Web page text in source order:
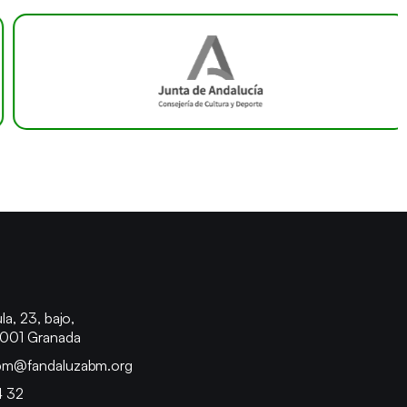
23, bajo,
Granada
32